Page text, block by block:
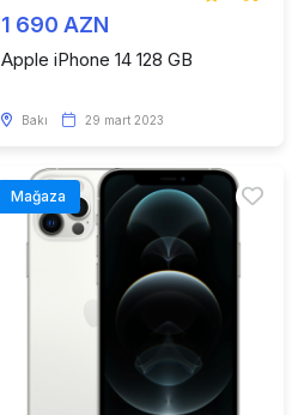
1 690 AZN
Apple iPhone 14 128 GB
Bakı 29 mart 2023
Mağaza